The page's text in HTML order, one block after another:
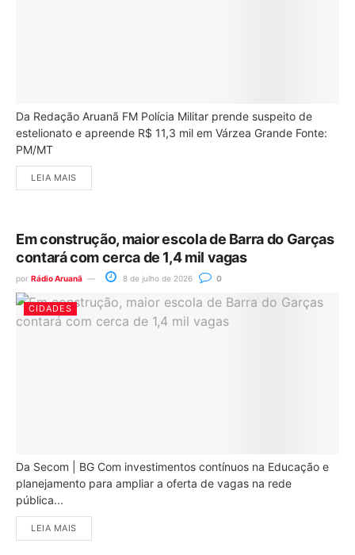
Da Redação Aruanã FM Polícia Militar prende suspeito de
estelionato e apreende R$ 11,3 mil em Várzea Grande Fonte:
PM/MT
LEIA MAIS
Em construção, maior escola de Barra do Garças
contará com cerca de 1,4 mil vagas
por Rádio Aruanã 8 de julho de 2026 0
CIDADES
Da Secom | BG Com investimentos contínuos na Educação e
planejamento para ampliar a oferta de vagas na rede
pública...
LEIA MAIS